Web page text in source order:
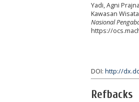
Yadi, Agni
Kawasan
Nasional
https://
DOI: http://
Refbacks